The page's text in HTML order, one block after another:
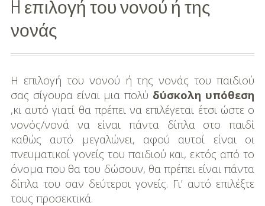
Διασκέδαση
Βάπτιση
Οργάνωση
Βάπτισης
Διάσημες
Βαπτίσεις
Σπίτι
H επιλογή του νονού ή της
νονάς
Η επιλογή του νονού ή της νονάς του παιδιού
σας σίγουρα είναι μια πολύ δύσκολη υπόθεση
,κι αυτό γιατί θα πρέπει να επιλέγεται έτσι ώστε ο
νονός/νονά να είναι πάντα δίπλα στο παιδί
καθώς αυτό μεγαλώνει, αφού αυτοί είναι οι
πνευματικοί γονείς του παιδιού και, εκτός από το
όνομα που θα του δώσουν, θα πρέπει είναι πάντα
δίπλα του σαν δεύτεροι γονείς. Γι’ αυτό επιλέξτε
τους προσεκτικά.